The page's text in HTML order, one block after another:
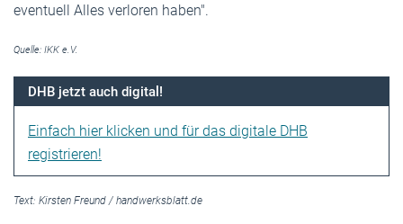
eventuell Alles verloren haben".
Quelle: IKK e.V.
DHB jetzt auch digital!
Einfach hier klicken und für das digitale DHB
registrieren!
Text: Kirsten Freund / handwerksblatt.de